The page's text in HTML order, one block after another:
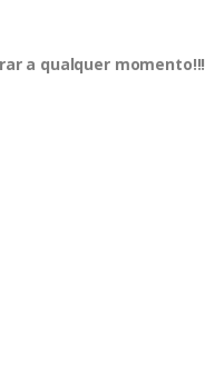
a qualquer momento!!!